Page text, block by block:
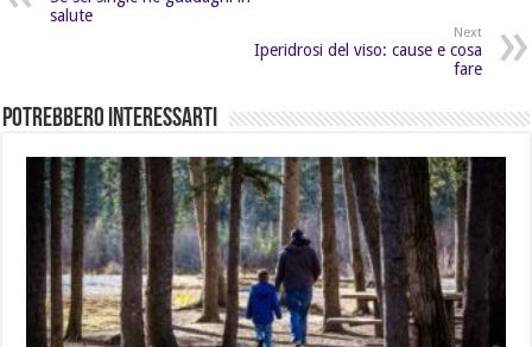
salute
Next
Iperidrosi del viso: cause e cosa
fare
Potrebbero Interessarti